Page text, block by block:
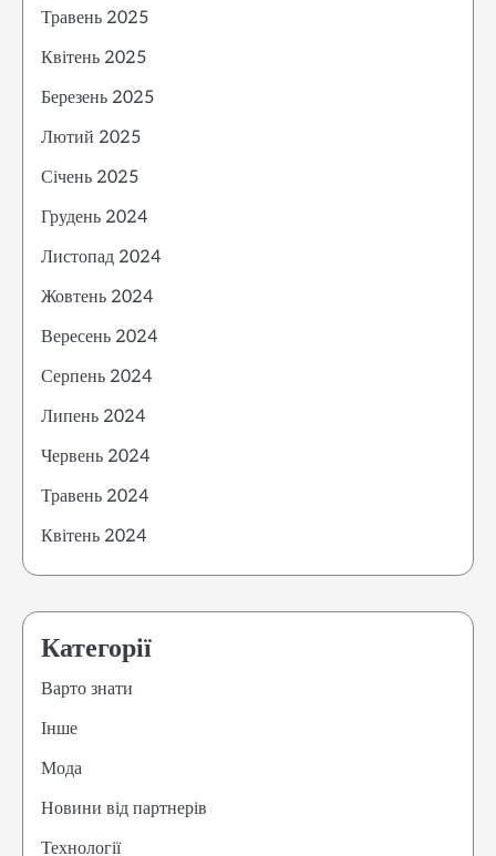
Травень 2025
Квітень 2025
Березень 2025
Лютий 2025
Січень 2025
Грудень 2024
Листопад 2024
Жовтень 2024
Вересень 2024
Серпень 2024
Липень 2024
Червень 2024
Травень 2024
Квітень 2024
Категорії
Варто знати
Інше
Мода
Новини від партнерів
Технології